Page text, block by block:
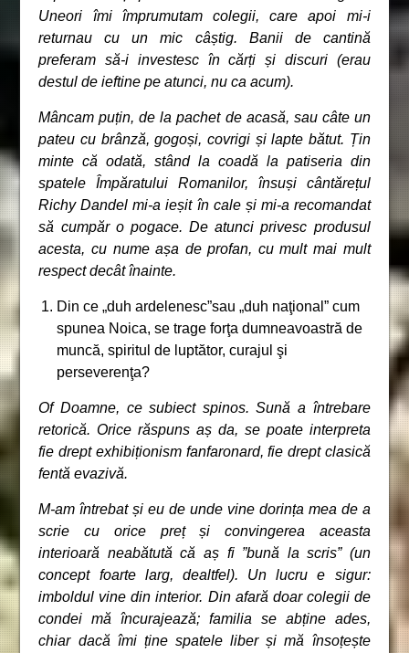
Uneori îmi împrumutam colegii, care apoi mi-i
returnau cu un mic câștig. Banii de cantină
preferam să-i investesc în cărți și discuri (erau
destul de ieftine pe atunci, nu ca acum).
Mâncam puțin, de la pachet de acasă, sau câte un
pateu cu brânză, gogoși, covrigi și lapte bătut. Țin
minte că odată, stând la coadă la patiseria din
spatele Împăratului Romanilor, însuși cântărețul
Richy Dandel mi-a ieșit în cale și mi-a recomandat
să cumpăr o pogace. De atunci privesc produsul
acesta, cu nume așa de profan, cu mult mai mult
respect decât înainte.
Din ce „duh ardelenesc”sau „duh naţional” cum
spunea Noica, se trage forţa dumneavoastră de
muncă, spiritul de luptător, curajul şi
perseverenţa?
Of Doamne, ce subiect spinos. Sună a întrebare
retorică. Orice răspuns aș da, se poate interpreta
fie drept exhibiționism fanfaronard, fie drept clasică
fentă evazivă.
M-am întrebat și eu de unde vine dorința mea de a
scrie cu orice preț și convingerea aceasta
interioară neabătută că aș fi ”bună la scris” (un
concept foarte larg, dealtfel). Un lucru e sigur:
imboldul vine din interior. Din afară doar colegii de
condei mă încurajează; familia se abține ades,
chiar dacă îmi ține spatele liber și mă însoțește